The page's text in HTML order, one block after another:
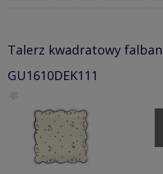
Talerz kwadratowy
GU1610DEK111